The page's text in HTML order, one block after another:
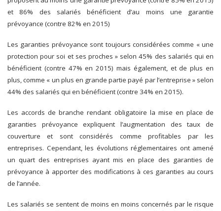
et 86% des salariés bénéficient d’au moins une garantie
prévoyance (contre 82% en 2015)
Les garanties prévoyance sont toujours considérées comme « une
protection pour soi et ses proches » selon 45% des salariés qui en
bénéficient (contre 47% en 2015) mais également, et de plus en
plus, comme « un plus en grande partie payé par l’entreprise » selon
44% des salariés qui en bénéficient (contre 34% en 2015).
Les accords de branche rendant obligatoire la mise en place de
garanties prévoyance expliquent l’augmentation des taux de
couverture et sont considérés comme profitables par les
entreprises. Cependant, les évolutions réglementaires ont amené
un quart des entreprises ayant mis en place des garanties de
prévoyance à apporter des modifications à ces garanties au cours
de l’année.
Les salariés se sentent de moins en moins concernés par le risque